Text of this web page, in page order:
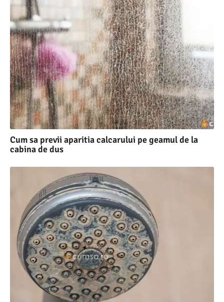
Cum sa previi aparitia calcarului pe geamul de la
cabina de dus